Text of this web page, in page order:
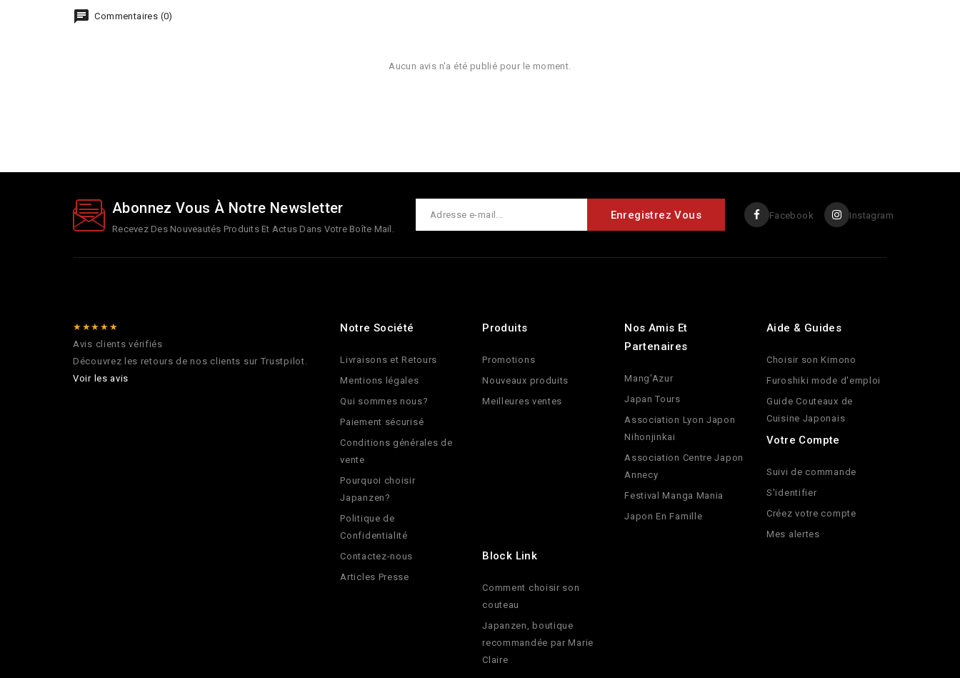
Commentaires (0)
Aucun avis n'a été publié pour le moment.
Abonnez Vous À Notre Newsletter
Recevez Des Nouveautés Produits Et Actus Dans Votre Boîte Mail.
Facebook Instagram
★★★★★
Avis clients vérifiés
Découvrez les retours de nos clients sur Trustpilot.
Voir les avis
Notre Société
Livraisons et Retours
Mentions légales
Qui sommes nous?
Paiement sécurisé
Conditions générales de
vente
Pourquoi choisir
Japanzen?
Politique de
Confidentialité
Contactez-nous
Articles Presse
Produits
Promotions
Nouveaux produits
Meilleures ventes
Nos Amis Et
Partenaires
Mang'Azur
Japan Tours
Association Lyon Japon
Nihonjinkai
Association Centre Japon
Annecy
Festival Manga Mania
Japon En Famille
Aide & Guides
Choisir son Kimono
Furoshiki mode d'emploi
Guide Couteaux de
Cuisine Japonais
Votre Compte
Suivi de commande
S'identifier
Créez votre compte
Mes alertes
Block Link
Comment choisir son
couteau
Japanzen, boutique
recommandée par Marie
Claire